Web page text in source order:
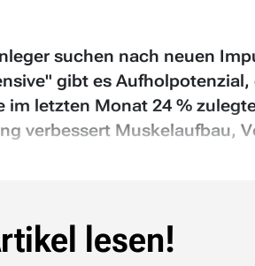
suchen nach neuen
gibt es Aufholpotenzial,
im letzten Monat 24 %
verbessert Muskelaufbau,
lesen!